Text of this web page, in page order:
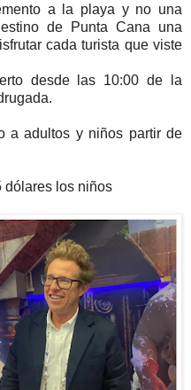
a la playa y no una
de Punta Cana una
cada turista que viste
desde las 10:00 de la
a adultos y niños partir de
dólares los niños